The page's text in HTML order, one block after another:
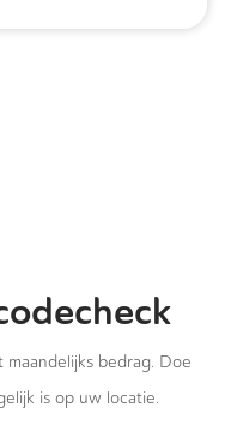
bedrag. Doe
is op uw locatie.